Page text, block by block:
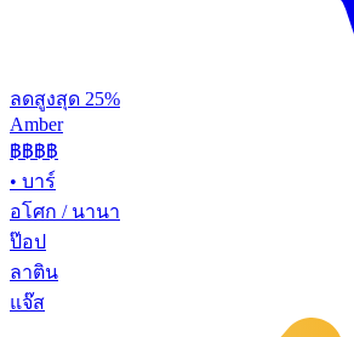
ลดสูงสุด 25%
Amber
฿฿฿฿
• บาร์
อโศก / นานา
ป๊อป
ลาติน
แจ๊ส